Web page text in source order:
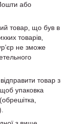
або
товар, що був в
товарів,
не зможе
товар з
упаковка